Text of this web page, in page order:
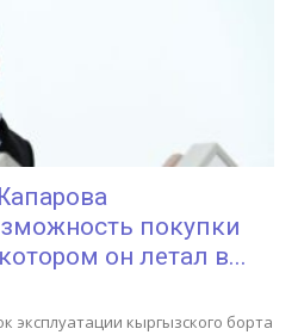
покупки
он летал в...
эксплуатации кыргызского борта